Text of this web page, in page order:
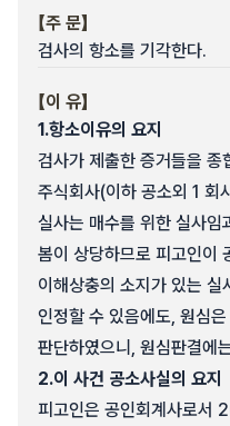
【주 문】
검사의 항소를 기각한다.
【이 유】
1.항소이유의 요지
검사가 제출한 증거들을 종
주식회사(이하 공소외 1 회
실사는 매수를 위한 실사임
봄이 상당하므로 피고인이
이해상충의 소지가 있는 실
인정할 수 있음에도, 원심
판단하였으니, 원심판결에
2.이 사건 공소사실의 요지
피고인은 공인회계사로